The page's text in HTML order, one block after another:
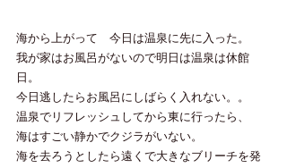
海から上がって　今日は温泉に先に入った。
我が家はお風呂がないので明日は温泉は休館
日。
今日逃したらお風呂にしばらく入れない。。
温泉でリフレッシュしてから東に行ったら、
海はすごい静かでクジラがいない。
海を去ろうとしたら遠くで大きなブリーチを発